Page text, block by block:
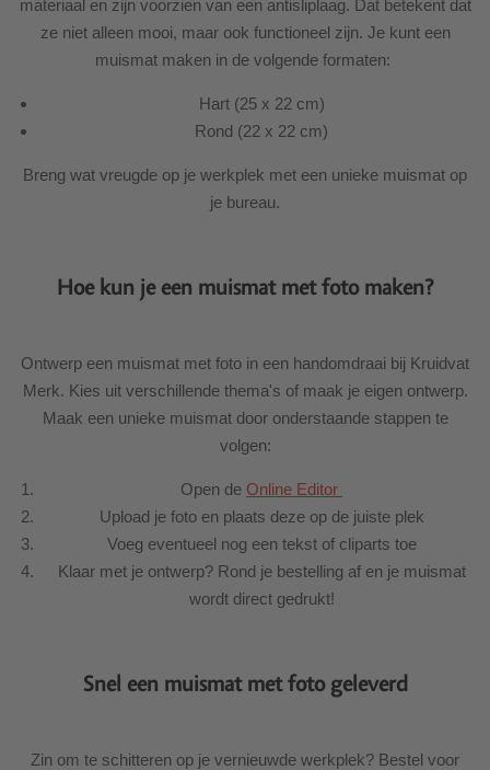
materiaal en zijn voorzien van een antisliplaag. Dat betekent dat
ze niet alleen mooi, maar ook functioneel zijn. Je kunt een
muismat maken in de volgende formaten:
Hart (25 x 22 cm)
Rond (22 x 22 cm)
Breng wat vreugde op je werkplek met een unieke muismat op
je bureau.
Hoe kun je een muismat met foto maken?
Ontwerp een muismat met foto in een handomdraai bij Kruidvat
Merk. Kies uit verschillende thema's of maak je eigen ontwerp.
Maak een unieke muismat door onderstaande stappen te
volgen:
Open de Online Editor
Upload je foto en plaats deze op de juiste plek
Voeg eventueel nog een tekst of cliparts toe
Klaar met je ontwerp? Rond je bestelling af en je muismat
wordt direct gedrukt!
Snel een muismat met foto geleverd
Zin om te schitteren op je vernieuwde werkplek? Bestel voor